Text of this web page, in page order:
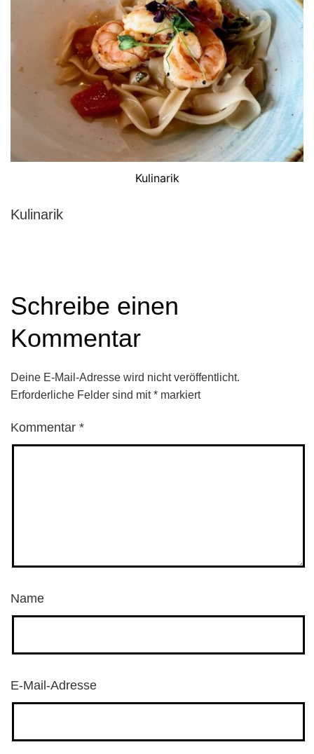
Kulinarik
Kulinarik
Schreibe einen
Kommentar
Deine E-Mail-Adresse wird nicht veröffentlicht.
Erforderliche Felder sind mit* markiert
Kommentar *
Name
E-Mail-Adresse